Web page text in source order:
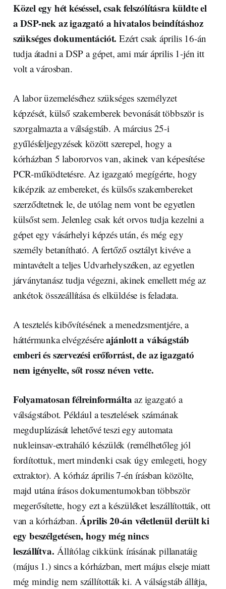
Közel egy hét késéssel, csak felszólításra küldte el
a DSP-nek az igazgató a hivatalos beindításhoz
szükséges dokumentációt. Ezért csak április 16-án
tudja átadni a DSP a gépet, ami már április 1-jén itt
volt a városban.
A labor üzemeléséhez szükséges személyzet
képzését, külső szakemberek bevonását többször is
szorgalmazta a válságstáb. A március 25-i
gyűlésfeljegyzések között szerepel, hogy a
kórházban 5 labororvos van, akinek van képesítése
PCR-működtetésre. Az igazgató megígérte, hogy
kiképzik az embereket, és külsős szakembereket
szerződtetnek le, de utólag nem vont be egyetlen
külsőst sem. Jelenleg csak két orvos tudja kezelni a
gépet egy vásárhelyi képzés után, és még egy
személy betanítható. A fertőző osztályt kivéve a
mintavételt a teljes Udvarhelyszéken, az egyetlen
járványtanász tudja végezni, akinek emellett még az
ankétok összeállítása és elküldése is feladata.
A tesztelés kibővítésének a menedzsmentjére, a
háttérmunka elvégzéséreajánlott a válságstáb
emberi és szervezési erőforrást, de az igazgató
nem igényelte, sőt rossz néven vette.
Folyamatosan félreinformálta az igazgató a
válságstábot. Például a tesztelések számának
megduplázását lehetővé teszi egy automata
nukleinsav-extraháló készülék (remélhetőleg jól
fordítottuk, mert mindenki csak úgy emlegeti, hogy
extraktor). A kórház április 7-én írásban közölte,
majd utána írásos dokumentumokban többször
megerősítette, hogy ezt a készüléket leszállították, ott
van a kórházban. Április 20-án véletlenül derült ki
egy beszélgetésen, hogy még nincs
leszállítva. Állítólag cikkünk írásának pillanatáig
(május 1.) sincs a kórházban, mert május elseje miatt
még mindig nem szállították ki. A válságstáb állítja,